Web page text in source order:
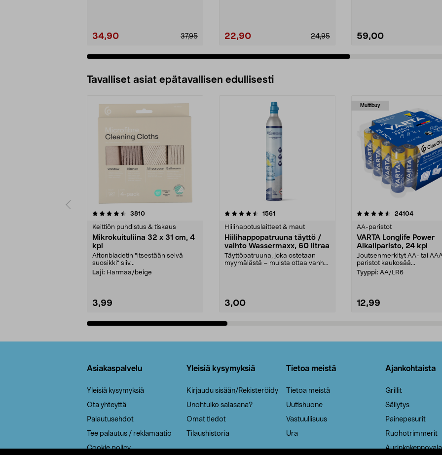
34,90 37,95 22,90 24,95 59,00
Tavalliset asiat epätavallisen edullisesti
3810arvostelut
Keittiön puhdistus & tiskaus
Mikrokuituliina 32 x 31 cm, 4
kpl
Aftonbladetin "itsestään selvä
suosikki" siiv...
Laji: Harmaa/beige
3,99
4.5viidestä
1561
Hiilihapotuslaitteet & maut
Hiilihappopatruuna täyttö /
vaihto Wassermaxx, 60 litraa
Täyttöpatruuna, joka ostetaan
myymälästä – muista ottaa vanha
3,00
Multibuy
4.5viidestä
24104arvostelut
AA-paristot
VARTA Longlife Power
Alkaliparisto, 24 kpl
Joutsenmerkityt AA- tai
paristot kaukosää...
Tyyppi: AA/LR6
12,99
4.5viidestä
Asiakaspalvelu
Yleisiä kysymyksiä
Ota yhteyttä
Palautusehdot
Tee palautus / reklamaatio
Cookie policy
Yleisiä kysymyksiä
Kirjaudu sisään/Rekisteröidy
Unohtuiko salasana?
Omat tiedot
Tilaushistoria
Tietoa meistä
Tietoa meistä
Uutishuone
Vastuullisuus
Ura
Ajankohtaista
Grillit
Säilytys
Painepesurit
Ruohotrimmerit